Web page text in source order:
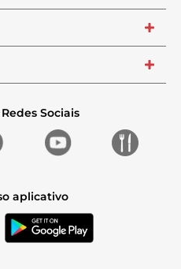
+
+
Sociais
aplicativo